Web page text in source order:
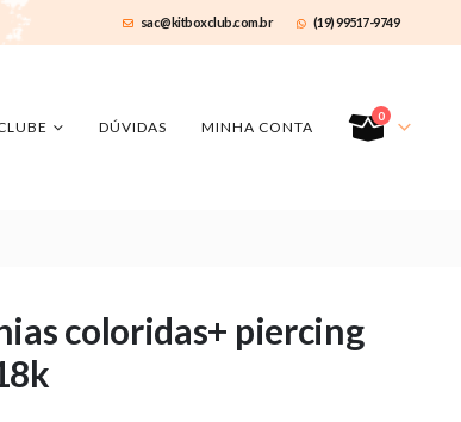
sac@kitboxclub.com.br (19) 99517-9749
DÚVIDAS MINHA CONTA
0
coloridas+ piercing